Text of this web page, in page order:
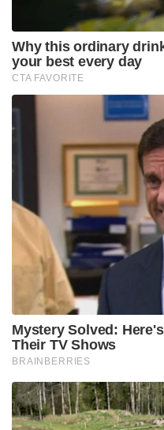
Why this ordinary
your best every day
CTA FAVORITE
Mystery Solved:
Their TV Shows
BRAINBERRIES